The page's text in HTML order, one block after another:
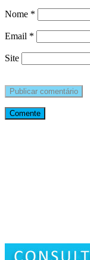
Nome *
Email *
Site